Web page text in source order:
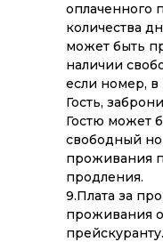
оплаченного
количества
может быть
наличии
если номер,
Гость,
Гостю может
свободный
проживания
продления.
9.Плата за
проживания
прейскуранту.